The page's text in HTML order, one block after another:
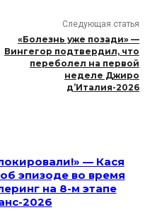
Следующая статья
«Болезнь уже позади» —
Вингегор подтвердил, что
переболел на первой
неделе Джиро
д’Италия-2026
— Кася
эпизоде во время
на 8-м этапе
2026